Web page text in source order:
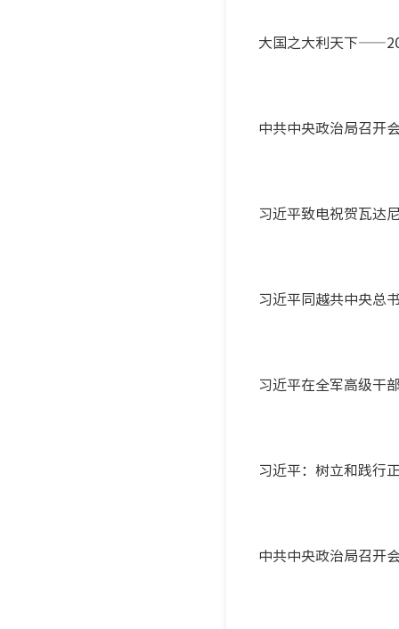
大国之大利天下
中共中央政治局召开
习近平致电祝贺瓦达
习近平同越共中央总
习近平：树立和践行
中共中央政治局召开